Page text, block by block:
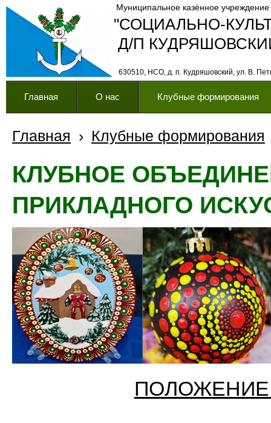
"СОЦИАЛЬНО-
630510, НСО, д. п. Кудряшовский, ул. В.
Муниципальное казённое учреждение
Д/П
Главная О нас Клубные формирования
Главная › Клубные формирования
КЛУБНОЕ
ПРИКЛАДНОГО
ПОЛОЖЕНИЕ